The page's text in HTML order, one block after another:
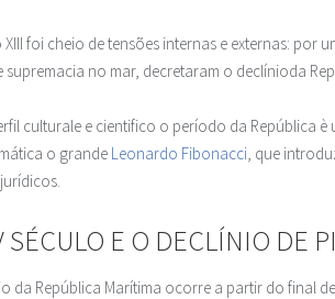
XIII foi cheio de tensões internas e externas:
supremacia no mar, decretaram o declínioda
culturale e cientifico o período da República
o grande Leonardo Fibonacci , que
SÉCULO E O DECLÍNIO DE
da República Marítima ocorre a partir do final